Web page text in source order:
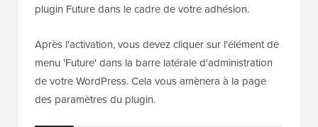
plugin Future dans le cadre de votre adhésion.
Après l'activation, vous devez cliquer sur l'élément de
menu 'Future' dans la barre latérale d'administration
de votre WordPress. Cela vous amènera à la page
des paramètres du plugin.